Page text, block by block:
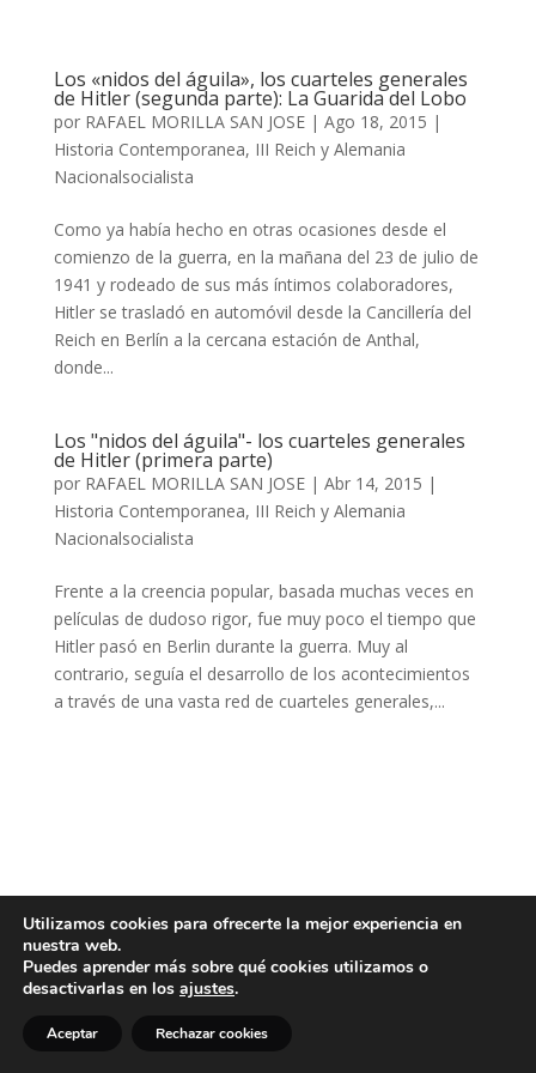
Los «nidos del águila», los cuarteles generales
de Hitler (segunda parte): La Guarida del Lobo
por RAFAEL MORILLA SAN JOSE| Ago 18, 2015 |
Historia Contemporanea, III Reich y Alemania
Nacionalsocialista
Como ya había hecho en otras ocasiones desde el
comienzo de la guerra, en la mañana del 23 de julio de
1941 y rodeado de sus más íntimos colaboradores,
Hitler se trasladó en automóvil desde la Cancillería del
Reich en Berlín a la cercana estación de Anthal,
donde...
Los "nidos del águila"- los cuarteles generales
de Hitler (primera parte)
por RAFAEL MORILLA SAN JOSE| Abr 14, 2015 |
Historia Contemporanea, III Reich y Alemania
Nacionalsocialista
Frente a la creencia popular, basada muchas veces en
películas de dudoso rigor, fue muy poco el tiempo que
Hitler pasó en Berlin durante la guerra. Muy al
contrario, seguía el desarrollo de los acontecimientos
a través de una vasta red de cuarteles generales,...
Utilizamos cookies para ofrecerte la mejor experiencia en
nuestra web.
Puedes aprender más sobre qué cookies utilizamos o
desactivarlas en los ajustes.
Aceptar Rechazar cookies